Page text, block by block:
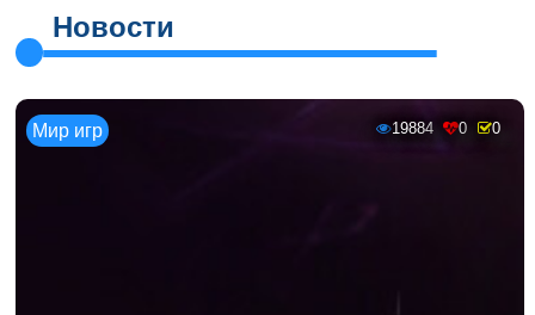
Новости
Мир игр 19884 0 0